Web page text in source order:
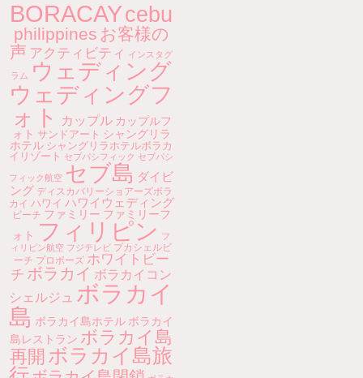
BORACAYcebu
philippines お客様の
声 アクティビティ インスタグ
ラム ウェディング
ウェディングフ
ォト
カップル カップルフ
ォト サンドアート シャングリラ
ホテル シャングリラホテルボラカ
イリゾート セブパシフィック セブパシ
フィック航空 セブ島 ダイビ
ング ディスカバリーショアーズボラ
カイ ハワイ ハワイウェディング
ビーチ ファミリー ファミリーフ
ォト フィリピン フ
ィリピン航空 フジテレビ プカシェルビ
ーチ プロポーズ ホワイトビー
チ ボラカイ ボラカイコン
シェルジュ ボラカイ
島 ボラカイ島ホテル ボラカイ
島レストラン ボラカイ島
再開 ボラカイ島旅